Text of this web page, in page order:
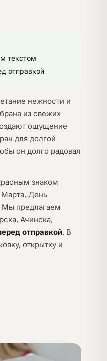
текстом
отправкой
нежности и
из свежих
ощущение
для долгой
он долго радовал
знаком
День
Мы предлагаем
Ачинска,
отправкой. В
открытку и